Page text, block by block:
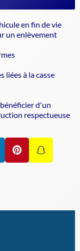
en fin de vie
un enlèvement
à la casse
d'un
respectueuse